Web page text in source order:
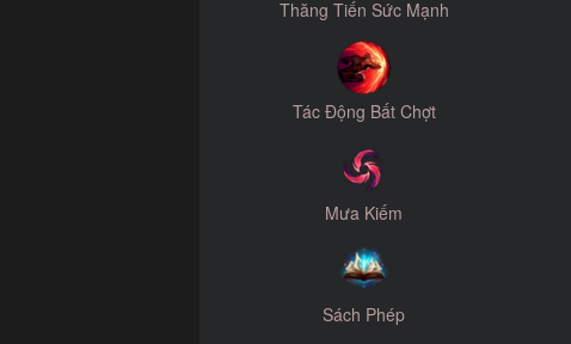
Thăng Tiến Sức Mạnh
Tác Động Bất Chợt
Mưa Kiếm
Sách Phép